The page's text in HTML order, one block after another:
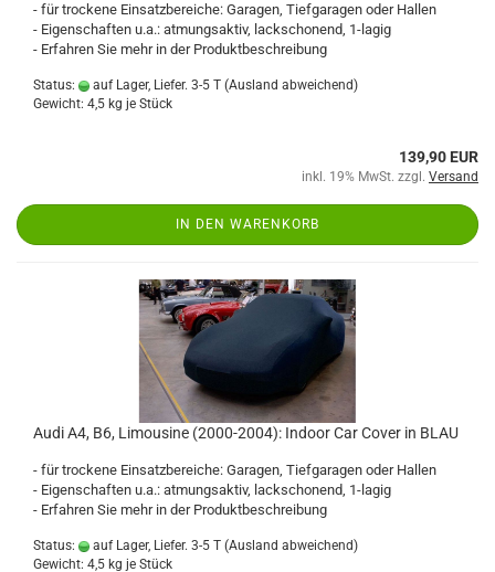
- für trockene Einsatzbereiche: Garagen, Tiefgaragen oder Hallen
- Eigenschaften u.a.: atmungsaktiv, lackschonend, 1-lagig
- Erfahren Sie mehr in der Produktbeschreibung
Status: auf Lager, Liefer. 3-5 T (Ausland abweichend)
Gewicht: 4,5 kg je Stück
139,90 EUR
inkl. 19% MwSt. zzgl. Versand
IN DEN WARENKORB
Audi A4, B6, Limousine (2000-2004): Indoor Car Cover in BLAU
- für trockene Einsatzbereiche: Garagen, Tiefgaragen oder Hallen
- Eigenschaften u.a.: atmungsaktiv, lackschonend, 1-lagig
- Erfahren Sie mehr in der Produktbeschreibung
Status: auf Lager, Liefer. 3-5 T (Ausland abweichend)
Gewicht: 4,5 kg je Stück